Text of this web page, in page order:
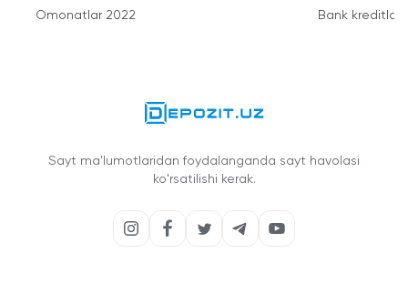
Omonatlar 2022 Bank kreditlari
Sayt ma'lumotlaridan foydalanganda sayt havolasi
ko'rsatilishi kerak.